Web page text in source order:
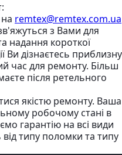
на remtex@remtex.com.ua
з Вами для
надання короткої
Ви дізнаєтесь приблизну
час для ремонту. Більш
після ретельного
якістю ремонту. Ваша
робочому стані в
гарантію на всі види
типу поломки та типу